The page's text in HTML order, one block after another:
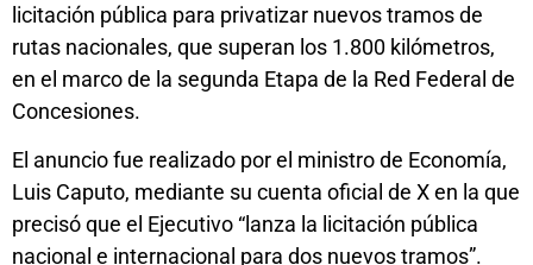
licitación pública para privatizar nuevos tramos de
rutas nacionales, que superan los 1.800 kilómetros,
en el marco de la segunda Etapa de la Red Federal de
Concesiones.
El anuncio fue realizado por el ministro de Economía,
Luis Caputo, mediante su cuenta oficial de X en la que
precisó que el Ejecutivo “lanza la licitación pública
nacional e internacional para dos nuevos tramos”.